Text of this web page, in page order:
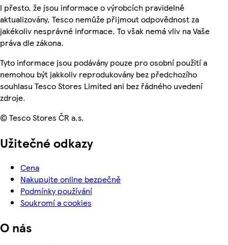
I přesto, že jsou informace o výrobcích pravidelně
aktualizovány, Tesco nemůže přijmout odpovědnost za
jakékoliv nesprávné informace. To však nemá vliv na Vaše
práva dle zákona.
Tyto informace jsou podávány pouze pro osobní použití a
nemohou být jakkoliv reprodukovány bez předchozího
souhlasu Tesco Stores Limited ani bez řádného uvedení
zdroje.
© Tesco Stores ČR a.s.
Užitečné odkazy
Cena
Nakupujte online bezpečně
Podmínky používání
Soukromí a cookies
O nás